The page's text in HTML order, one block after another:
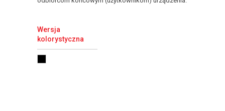
Wersja
kolorystyczna